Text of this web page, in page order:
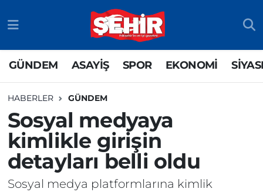
GÜNDEM ASAYİŞ SPOR EKONOMİ
HABERLER GÜNDEM
Sosyal medyaya
kimlikle girişin
detayları belli oldu
Sosyal medya platformlarına kimlik
SPOR
EKONOMİ
SİYASET
SİYASET
SPOR
EKONOMİ
Odunpazarı Nöbetçi Eczaneler
Odunpazarı Hava Durumu
Odunpazarı Trafik Yoğunluk Haritası
TFF 3.Lig 4.Grup Puan Durumu ve Fikstür
Tüm Manşetler